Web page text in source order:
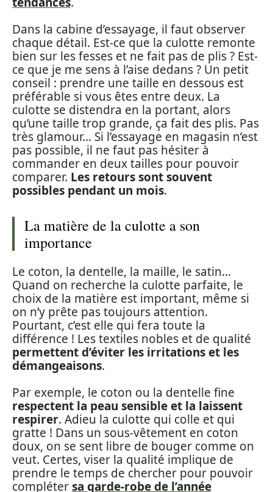
Dans la cabine d’essayage, il faut observer
chaque détail. Est-ce que la culotte remonte
bien sur les fesses et ne fait pas de plis ? Est-
ce que je me sens à l’aise dedans ? Un petit
conseil : prendre une taille en dessous est
préférable si vous êtes entre deux. La
culotte se distendra en la portant, alors
qu’une taille trop grande, ça fait des plis. Pas
très glamour… Si l’essayage en magasin n’est
pas possible, il ne faut pas hésiter à
commander en deux tailles pour pouvoir
comparer. Les retours sont souvent
possibles pendant un mois.
La matière de la culotte a son
importance
Le coton, la dentelle, la maille, le satin…
Quand on recherche la culotte parfaite, le
choix de la matière est important, même si
on n’y prête pas toujours attention.
Pourtant, c’est elle qui fera toute la
différence ! Les textiles nobles et de qualité
permettent d’éviter les irritations et les
démangeaisons.
Par exemple, le coton ou la dentelle fine
respectent la peau sensible et la laissent
respirer. Adieu la culotte qui colle et qui
gratte ! Dans un sous-vêtement en coton
doux, on se sent libre de bouger comme on
veut. Certes, viser la qualité implique de
prendre le temps de chercher pour pouvoir
complétersa garde-robe de l’année